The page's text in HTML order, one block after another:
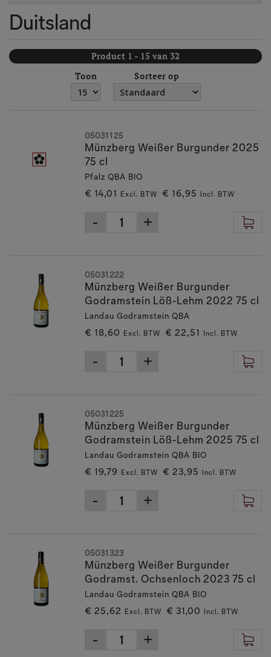
Duitsland
Product 1 - 15 van 32
Toon
Sorteer op
Münzberg Weißer Burgunder 2025
75 cl
Pfalz QBA BIO
€ 14,01 Excl. BTW € 16,95 Incl. BTW
05031125
Münzberg Weißer Burgunder
Godramstein Löß-Lehm 2022 75 cl
Landau Godramstein QBA
€ 18,60 Excl. BTW € 22,51 Incl. BTW
05031222
Münzberg Weißer Burgunder
Godramstein Löß-Lehm 2025 75 cl
Landau Godramstein QBA BIO
€ 19,79 Excl. BTW € 23,95 Incl. BTW
05031225
Münzberg Weißer Burgunder
Godramst. Ochsenloch 2023 75 cl
Landau Godramstein QBA BIO
€ 25,62 Excl. BTW € 31,00 Incl. BTW
05031323